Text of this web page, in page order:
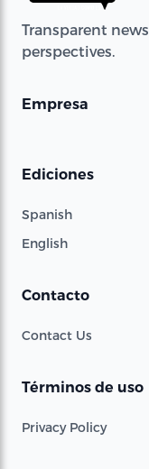
Transparent
perspectives.
Empresa
Ediciones
Spanish
English
Contacto
Contact Us
Términos de uso
Privacy Policy